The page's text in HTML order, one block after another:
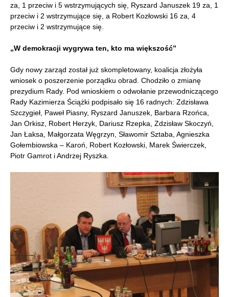
za, 1 przeciw i 5 wstrzymujących się, Ryszard Januszek 19 za, 1
przeciw i 2 wstrzymujące się, a Robert Kozłowski 16 za, 4
przeciw i 2 wstrzymujące się.
„W demokracji wygrywa ten, kto ma większość”
Gdy nowy zarząd został już skompletowany, koalicja złożyła
wniosek o poszerzenie porządku obrad. Chodziło o zmianę
prezydium Rady. Pod wnioskiem o odwołanie przewodniczącego
Rady Kazimierza Ściążki podpisało się 16 radnych: Zdzisława
Szczygieł, Paweł Piasny, Ryszard Januszek, Barbara Rzońca,
Jan Orkisz, Robert Herzyk, Dariusz Rzepka, Zdzisław Skoczyń,
Jan Łaksa, Małgorzata Węgrzyn, Sławomir Sztaba, Agnieszka
Gołembiowska – Karoń, Robert Kozłowski, Marek Świerczek,
Piotr Gamrot i Andrzej Ryszka.